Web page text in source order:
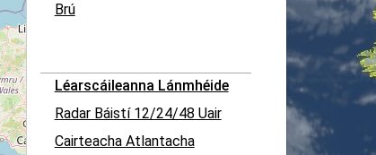
Brú
Léarscáileanna Lánmhéide
Radar Báistí 12/24/48 Uair
Cairteacha Atlantacha